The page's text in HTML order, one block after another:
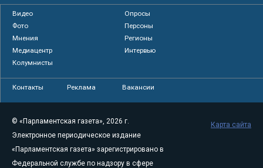
Видео
Опросы
Фото
Персоны
Мнения
Регионы
Медиацентр
Интервью
Колумнисты
Контакты Реклама Вакансии
© «Парламентская газета», 2026 г.
Электронное периодическое издание
«Парламентская газета» зарегистрировано в
Федеральной службе по надзору в сфере
Карта сайта